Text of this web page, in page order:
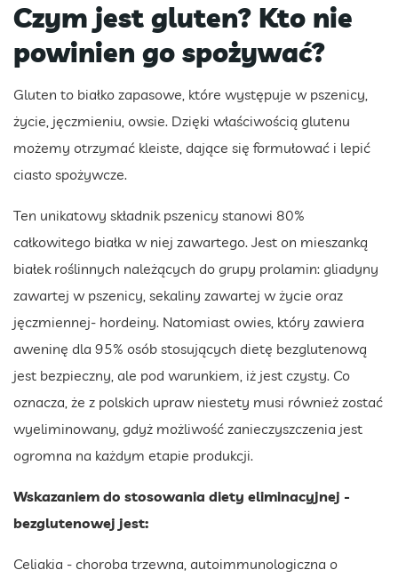
Czym jest gluten? Kto nie
powinien go spożywać?
Gluten to białko zapasowe, które występuje w pszenicy,
życie, jęczmieniu, owsie. Dzięki właściwością glutenu
możemy otrzymać kleiste, dające się formułować i lepić
ciasto spożywcze.
Ten unikatowy składnik pszenicy stanowi 80%
całkowitego białka w niej zawartego. Jest on mieszanką
białek roślinnych należących do grupy prolamin: gliadyny
zawartej w pszenicy, sekaliny zawartej w życie oraz
jęczmiennej- hordeiny. Natomiast owies, który zawiera
aweninę dla 95% osób stosujących dietę bezglutenową
jest bezpieczny, ale pod warunkiem, iż jest czysty. Co
oznacza, że z polskich upraw niestety musi również zostać
wyeliminowany, gdyż możliwość zanieczyszczenia jest
ogromna na każdym etapie produkcji.
Wskazaniem do stosowania diety eliminacyjnej -
bezglutenowej jest:
Celiakia - choroba trzewna, autoimmunologiczna o